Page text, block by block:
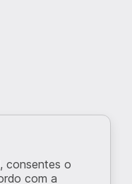
consentes o
com a